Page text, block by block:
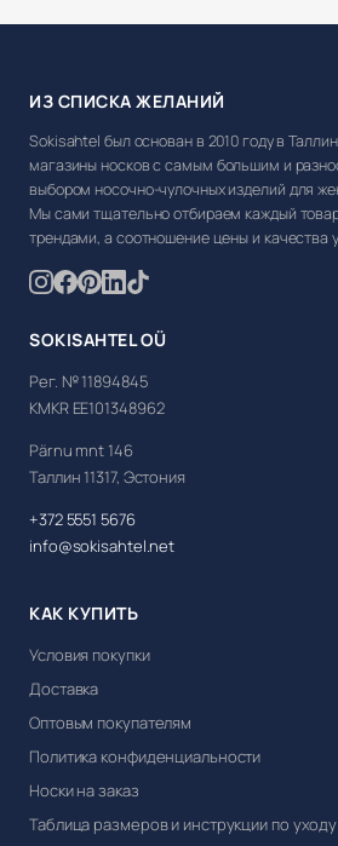
ИЗ СПИСКА ЖЕЛАНИЙ
Sokisahtel был основан в 2010 году в
магазины носков с самым большим и
выбором носочно-чулочных изделий для
Мы сами тщательно отбираем каждый
трендами, а соотношение цены и качества
SOKISAHTEL OÜ
Рег. № 11894845
KMKR EE101348962
Pärnu mnt 146
Таллин 11317, Эстония
+372 5551 5676
info@sokisahtel.net
КАК КУПИТЬ
Условия покупки
Доставка
Оптовым покупателям
Политика конфиденциальности
Носки на заказ
Таблица размеров и инструкции по уходу